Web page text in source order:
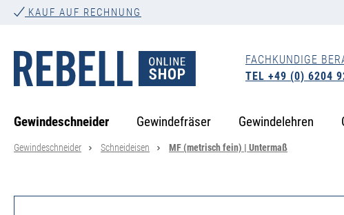
Zur Hauptnavigation springen
KAUF AUF RECHNUNG
FACHKUNDIGE
TEL +49 (0) 6204
Gewindeschneider Gewindefräser Gewindelehren
Gewindeschneider Schneideisen MF (metrisch fein) | Untermaß